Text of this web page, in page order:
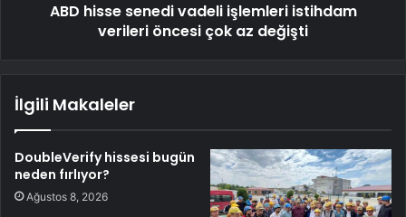
ABD hisse senedi vadeli işlemleri istihdam
verileri öncesi çok az değişti
İlgili Makaleler
DoubleVerify hissesi bugün
neden fırlıyor?
Ağustos 8, 2026